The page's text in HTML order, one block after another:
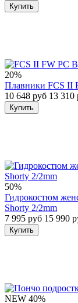
Купить
20%
Плавники FCS II
10 648 руб 13 310
Купить
50%
Гидрокостюм
Shorty 2/2mm
7 995 руб 15 990
Купить
NEW 40%